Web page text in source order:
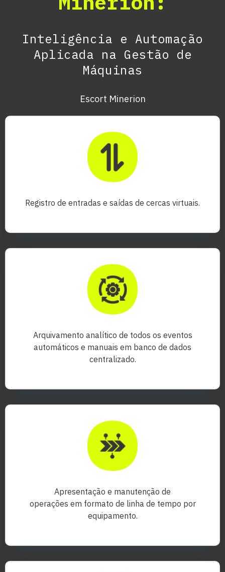
Inteligência e Automação
Aplicada na Gestão de
Máquinas
Escort Minerion
Registro de entradas e saídas de cercas virtuais.
Arquivamento analítico de todos os eventos
automáticos e manuais em banco de dados
centralizado.
Apresentação e manutenção de
operações em formato de linha de tempo por
equipamento.